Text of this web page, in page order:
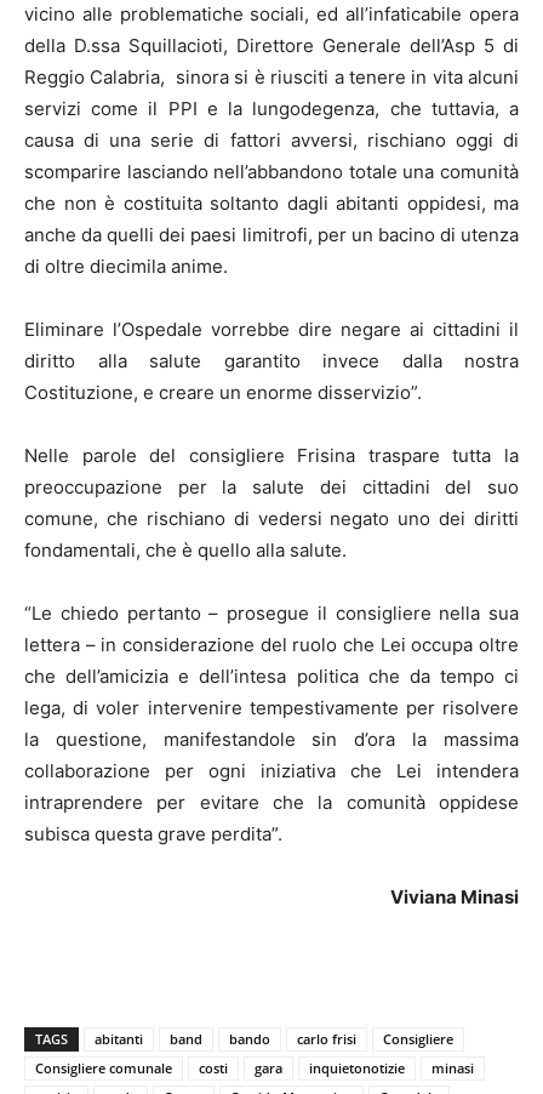
vicino alle problematiche sociali, ed all’infaticabile opera
della D.ssa Squillacioti, Direttore Generale dell’Asp 5 di
Reggio Calabria, sinora si è riusciti a tenere in vita alcuni
servizi come il PPI e la lungodegenza, che tuttavia, a
causa di una serie di fattori avversi, rischiano oggi di
scomparire lasciando nell’abbandono totale una comunità
che non è costituita soltanto dagli abitanti oppidesi, ma
anche da quelli dei paesi limitrofi, per un bacino di utenza
di oltre diecimila anime.
Eliminare l’Ospedale vorrebbe dire negare ai cittadini il
diritto alla salute garantito invece dalla nostra
Costituzione, e creare un enorme disservizio”.
Nelle parole del consigliere Frisina traspare tutta la
preoccupazione per la salute dei cittadini del suo
comune, che rischiano di vedersi negato uno dei diritti
fondamentali, che è quello alla salute.
“Le chiedo pertanto – prosegue il consigliere nella sua
lettera – in considerazione del ruolo che Lei occupa oltre
che dell’amicizia e dell’intesa politica che da tempo ci
lega, di voler intervenire tempestivamente per risolvere
la questione, manifestandole sin d’ora la massima
collaborazione per ogni iniziativa che Lei intendera
intraprendere per evitare che la comunità oppidese
subisca questa grave perdita”.
Viviana Minasi
TAGS abitanti band bando carlo frisi
Consigliere
Consigliere comunale
costi gara inquietonotizie
minasi